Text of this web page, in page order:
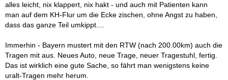
alles leicht, nix klappert, nix hakt - und auch mit Patienten kann
man auf dem KH-Flur um die Ecke zischen, ohne Angst zu haben,
dass das ganze Teil umkippt....
Immerhin - Bayern mustert mit den RTW (nach 200.00km) auch die
Tragen mit aus. Neues Auto, neue Trage, neuer Tragestuhl, fertig.
Das ist wirklich eine gute Sache, so fährt man wenigstens keine
uralt-Tragen mehr herum.